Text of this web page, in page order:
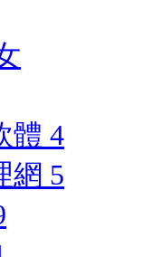
體 4
網 5